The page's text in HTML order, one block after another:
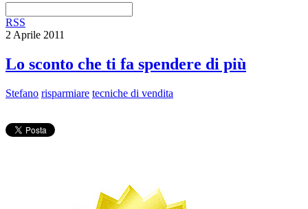
RSS
2 Aprile 2011
Lo sconto che ti fa spendere di più
Stefano risparmiare tecniche di vendita